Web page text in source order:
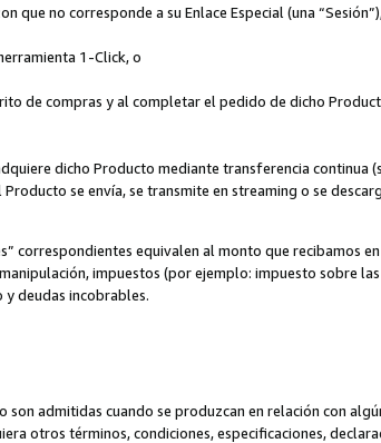
que no corresponde a su Enlace Especial (una
1-Click, o
de compras y al completar el pedido de dicho
dicho Producto mediante transferencia continua
se envía, se transmite en streaming o se
correspondientes equivalen al monto que recibamos
impuestos (por ejemplo: impuesto sobre
deudas incobrables.
admitidas cuando se produzcan en relación con
otros términos, condiciones, especificaciones,